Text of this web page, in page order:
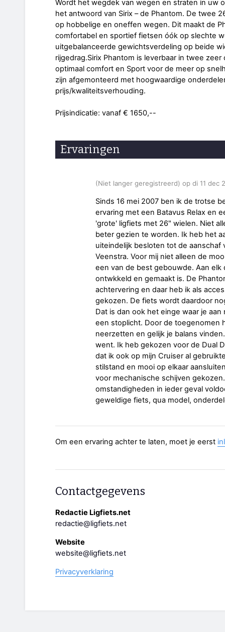
Wordt het wegdek van wegen en straten in uw
het antwoord van Sirix – de Phantom. De twee
op hobbelige en oneffen wegen. Dit maakt de
comfortabel en sportief fietsen óók op slechte
uitgebalanceerde gewichtsverdeling op beide
rijgedrag.Sirix Phantom is leverbaar in twee
optimaal comfort en Sport voor de meer op
zijn afgemonteerd met hoogwaardige
prijs/kwaliteitsverhouding.
Prijsindicatie: vanaf € 1650,--
Ervaringen
(Niet langer geregistreerd) op di 11 dec
Sinds 16 mei 2007 ben ik de trotse
ervaring met een Batavus Relax en
'grote' ligfiets met 26" wielen. Niet
beter gezien te worden. Ik heb het
uiteindelijk besloten tot de aanschaf
Veenstra. Voor mij niet alleen de
een van de best gebouwde. Aan
ontwkkeld en gemaakt is. De
achtervering en daar heb ik als
gekozen. De fiets wordt daardoor
Dat is dan ook het einge waar je
een stoplicht. Door de toegenomen
neerzetten en gelijk je balans
went. Ik heb gekozen voor de Dual
dat ik ook op mijn Cruiser al
stilstand en mooi op elkaar
voor mechanische schijven
omstandigheden in ieder geval
geweldige fiets, qua model,
Om een ervaring achter te laten, moet je eerst
Contactgegevens
Redactie Ligfiets.net
redactie@ligfiets.net
Website
website@ligfiets.net
Privacyverklaring